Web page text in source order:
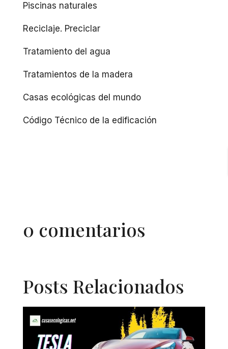
Piscinas naturales
Reciclaje. Preciclar
Tratamiento del agua
Tratamientos de la madera
Casas ecológicas del mundo
Código Técnico de la edificación
0 comentarios
Posts Relacionados